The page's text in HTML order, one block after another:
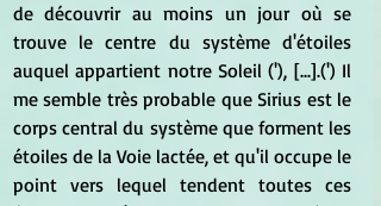
de découvrir au moins un jour où se
trouve le centre du système d'étoiles
auquel appartient notre Soleil ('), [...].(') Il
me semble très probable que Sirius est le
corps central du système que forment les
étoiles de la Voie lactée, et qu'il occupe le
point vers lequel tendent toutes ces